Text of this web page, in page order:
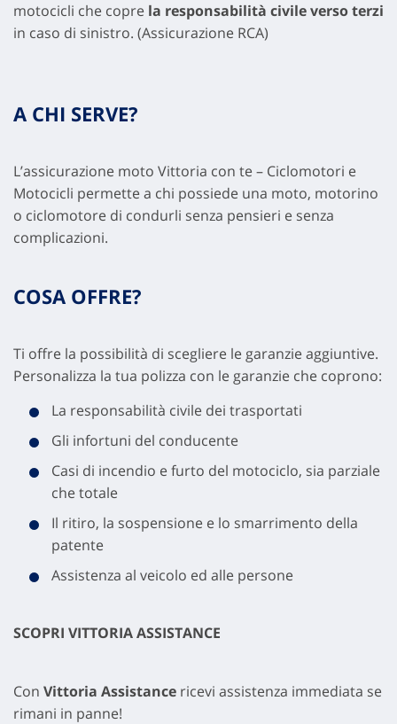
motocicli che copre la responsabilità civile verso terzi
in caso di sinistro. (Assicurazione RCA)
A CHI SERVE?
L’assicurazione moto Vittoria con te – Ciclomotori e
Motocicli permette a chi possiede una moto, motorino
o ciclomotore di condurli senza pensieri e senza
complicazioni.
COSA OFFRE?
Ti offre la possibilità di scegliere le garanzie aggiuntive.
Personalizza la tua polizza con le garanzie che coprono:
La responsabilità civile dei trasportati
Gli infortuni del conducente
Casi di incendio e furto del motociclo, sia parziale
che totale
Il ritiro, la sospensione e lo smarrimento della
patente
Assistenza al veicolo ed alle persone
SCOPRI VITTORIA ASSISTANCE
Con Vittoria Assistance ricevi assistenza immediata se
rimani in panne!